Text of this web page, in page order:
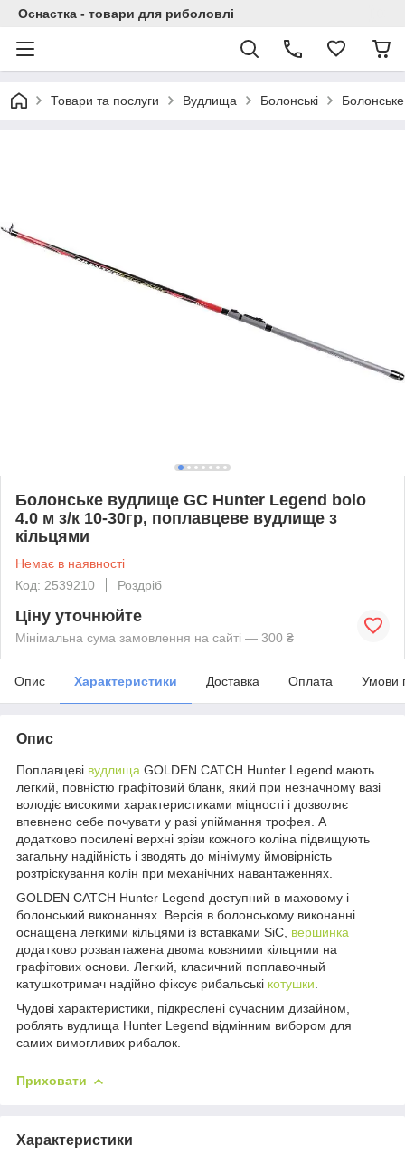
Оснастка - товари для риболовлі
Товари та послуги Вудлища Болонські
Болонське вудлище GC Hunter Legend bolo
4.0 м з/к 10-30гр, поплавцеве вудлище з
кільцями
Немає в наявності
Код: 2539210
Роздріб
Ціну уточнюйте
Мінімальна сума замовлення на сайті — 300 ₴
Опис Характеристики Доставка Оплата Умови
Опис
Поплавцеві вудлища GOLDEN CATCH Hunter Legend мають
легкий, повністю графітовий бланк, який при незначному вазі
володіє високими характеристиками міцності і дозволяє
впевнено себе почувати у разі упіймання трофея. А
додатково посилені верхні зрізи кожного коліна підвищують
загальну надійність і зводять до мінімуму ймовірність
розтріскування колін при механічних навантаженнях.
GOLDEN CATCH Hunter Legend доступний в маховому і
болонський виконаннях. Версія в болонському виконанні
оснащена легкими кільцями із вставками SiC, вершинка
додатково розвантажена двома ковзними кільцями на
графітових основи. Легкий, класичний поплавочный
катушкотримач надійно фіксує рибальські котушки
Чудові характеристики, підкреслені сучасним дизайном,
роблять вудлища Hunter Legend відмінним вибором для
самих вимогливих рибалок.
Приховати
Характеристики